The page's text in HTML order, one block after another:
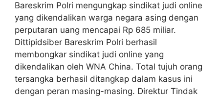
Bareskrim Polri mengungkap sindikat judi online
yang dikendalikan warga negara asing dengan
perputaran uang mencapai Rp 685 miliar.
Dittipidsiber Bareskrim Polri berhasil
membongkar sindikat judi online yang
dikendalikan oleh WNA China. Total tujuh orang
tersangka berhasil ditangkap dalam kasus ini
dengan peran masing-masing. Direktur Tindak